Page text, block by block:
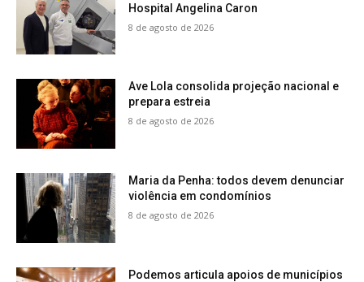
Hospital Angelina Caron
8 de agosto de 2026
Ave Lola consolida projeção nacional e
prepara estreia
8 de agosto de 2026
Maria da Penha: todos devem denunciar
violência em condomínios
8 de agosto de 2026
Podemos articula apoios de municípios